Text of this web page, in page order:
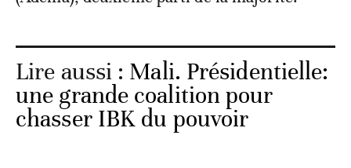
Lire aussi : Mali. Présidentielle:
une grande coalition pour
chasser IBK du pouvoir